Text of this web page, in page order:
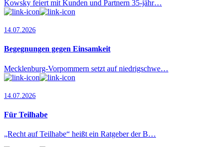
Kowsky feiert mit Kunden und Partnern 35-jähr…
14.07.2026
Begegnungen gegen Einsamkeit
Mecklenburg-Vorpommern setzt auf niedrigschwe…
14.07.2026
Für Teilhabe
„Recht auf Teilhabe“ heißt ein Ratgeber der B…